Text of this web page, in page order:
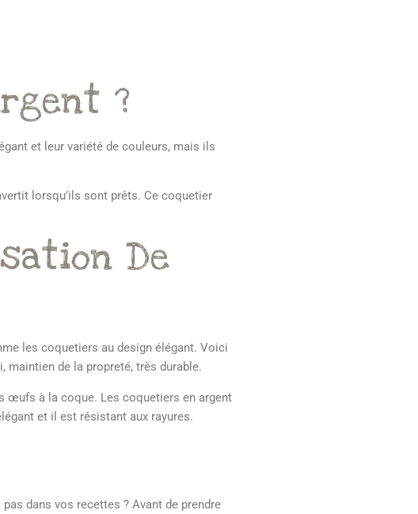
?
et leur variété de couleurs, mais ils
lorsqu’ils sont prêts. Ce coquetier
De
les coquetiers au design élégant. Voici
de la propreté, très durable.
œufs à la coque. Les coquetiers en argent
et il est résistant aux rayures.
dans vos recettes ? Avant de prendre